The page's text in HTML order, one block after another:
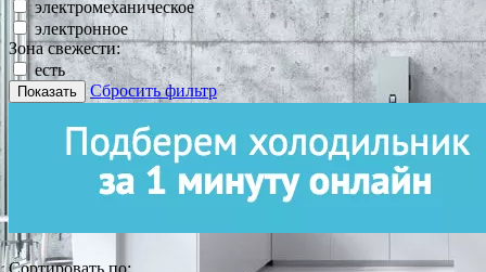
электромеханическое
электронное
Зона свежести:
есть
Показать Сбросить фильтр
Сортировать по: